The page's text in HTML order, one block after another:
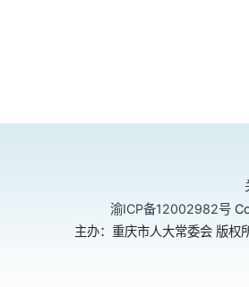
渝ICP备12002982号
主办：重庆市人大常委会 版